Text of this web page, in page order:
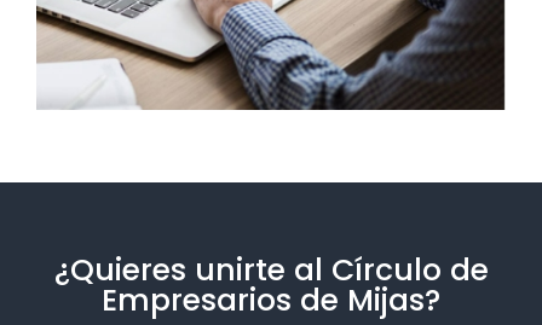
¿Quieres unirte al Círculo de
Empresarios de Mijas?